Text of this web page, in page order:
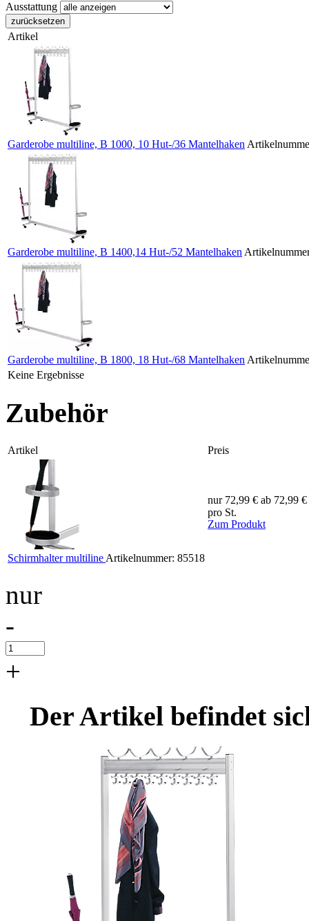
Ausstattung
zurücksetzen
Artikel
Garderobe multiline, B 1000, 10 Hut-/36 Mantelhaken
Garderobe multiline, B 1400,14 Hut-/52 Mantelhaken
Garderobe multiline, B 1800, 18 Hut-/68 Mantelhaken
Keine Ergebnisse
Zubehör
Artikel Preis
Schirmhalter multiline Artikelnummer: 85518
nur 72,99 € ab 72,99 €
pro St.
Zum Produkt
nur
-
+
Der Artikel befindet